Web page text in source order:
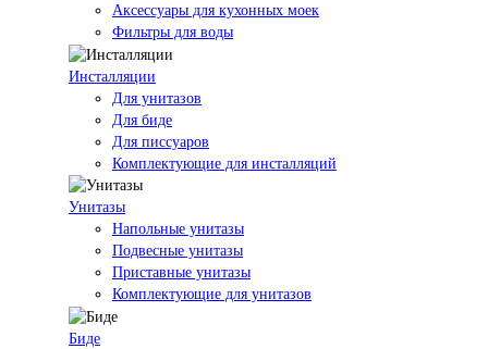
Аксессуары для кухонных моек
Фильтры для воды
Инсталляции
Для унитазов
Для биде
Для писсуаров
Комплектующие для инсталляций
Унитазы
Напольные унитазы
Подвесные унитазы
Приставные унитазы
Комплектующие для унитазов
Биде